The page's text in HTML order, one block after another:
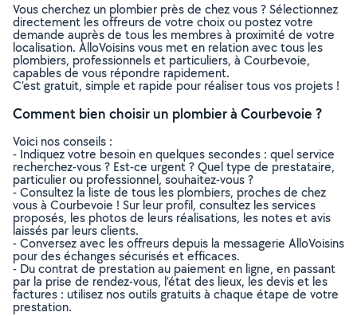
Vous cherchez un plombier près de chez vous ? Sélectionnez
directement les offreurs de votre choix ou postez votre
demande auprès de tous les membres à proximité de votre
localisation. AlloVoisins vous met en relation avec tous les
plombiers, professionnels et particuliers, à Courbevoie,
capables de vous répondre rapidement.
C’est gratuit, simple et rapide pour réaliser tous vos projets !
Comment bien choisir un plombier à Courbevoie ?
Voici nos conseils :
- Indiquez votre besoin en quelques secondes : quel service
recherchez-vous ? Est-ce urgent ? Quel type de prestataire,
particulier ou professionnel, souhaitez-vous ?
- Consultez la liste de tous les plombiers, proches de chez
vous à Courbevoie ! Sur leur profil, consultez les services
proposés, les photos de leurs réalisations, les notes et avis
laissés par leurs clients.
- Conversez avec les offreurs depuis la messagerie AlloVoisins
pour des échanges sécurisés et efficaces.
- Du contrat de prestation au paiement en ligne, en passant
par la prise de rendez-vous, l’état des lieux, les devis et les
factures : utilisez nos outils gratuits à chaque étape de votre
prestation.